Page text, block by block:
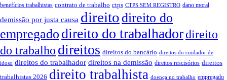
benefícios trabalhistas contrato de trabalho ctps CTPS SEM REGISTRO dano moral
demissão por justa causa direito direito do
empregado direito do trabalhadordireito
do trabalho direitos direitos do bancário direitos do cuidador de
idoso direitos do trabalhador direitos na demissão direitos rescisórios direitos
trabalhistas 2026 direito trabalhista doença no trabalho empregado